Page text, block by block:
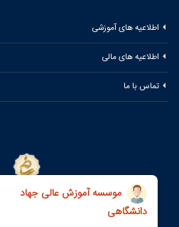
اطلاعیه های آموزشی
اطلاعیه های مالی
تماس با ما